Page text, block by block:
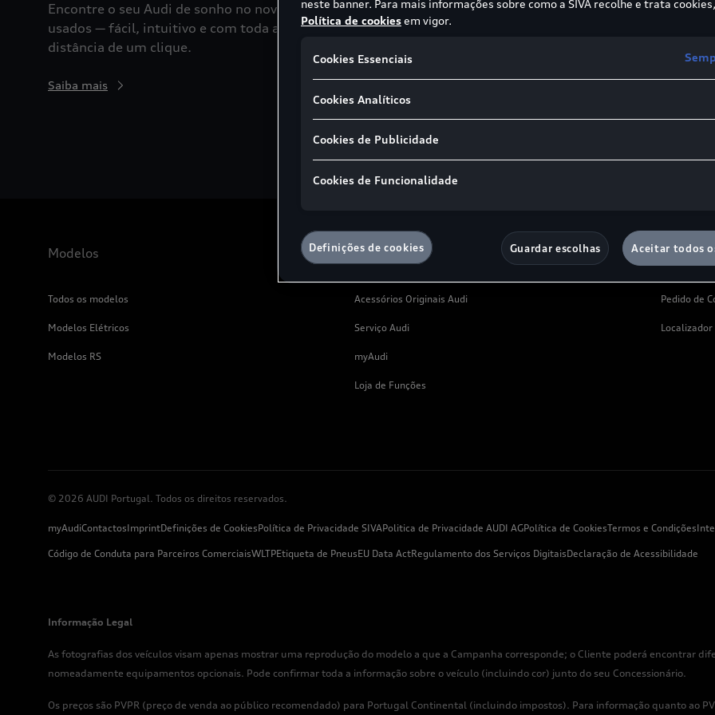
Encontre o seu Audi de sonho no novo site de
usados — fácil, intuitivo e com toda a gama à
distância de um clique.
Saiba mais
No Audi Approved :plus encontra viaturas usadas
com garantia de qualidade e segurança ao nível
Modelos
Todos os modelos
Modelos Elétricos
Modelos RS
Serviço e Acessórios
Acessórios Originais Audi
Serviço Audi
myAudi
Loja de Funções
Suporte
Pedido de
Localizador
© 2026 AUDI Portugal. Todos os direitos reservados.
myAudiContactosImprintDefinições de CookiesPolítica de Privacidade SIVAPolitica de Privacidade AUDI AGPolítica de CookiesTermos e Condições
Código de Conduta para Parceiros ComerciaisWLTPEtiqueta de PneusEU Data ActRegulamento dos Serviços DigitaisDeclaração de Acessibilidade
Informação Legal
As fotografias dos veículos visam apenas mostrar uma reprodução do modelo a que a Campanha corresponde; o Cliente poderá encontrar
nomeadamente equipamentos opcionais. Pode confirmar toda a informação sobre o veículo (incluindo cor) junto do seu Concessionário.
Os preços são PVPR (preço de venda ao público recomendado) para Portugal Continental (incluindo impostos). Para informação quanto ao
neste banner. Para mais informações sobre como a SIVA recolhe e trata
Política de cookiesem vigor.
Cookies Essenciais
Cookies Analíticos
Cookies de Publicidade
Cookies de Funcionalidade
Definições de cookies Guardar escolhas Aceitar todos